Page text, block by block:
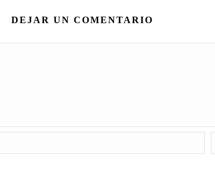
DEJAR UN COMENTARIO